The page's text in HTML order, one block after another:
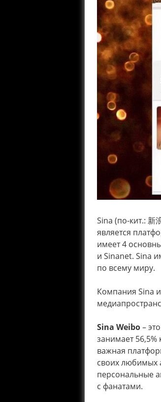
Sina (по-кит.: 新
является
имеет 4
и Sinanet. Sina
по всему миру.
Компания Sina
Sina Weibo–
занимает
важная
своих любимых
персональные
с фанатами.